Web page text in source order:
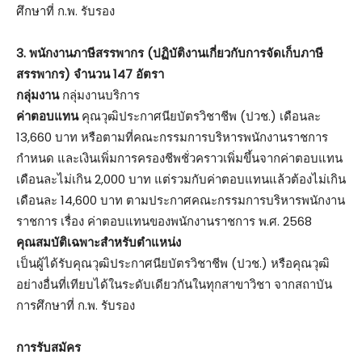
ศึกษาที่ ก.พ. รับรอง
3. พนักงานภาษีสรรพากร (ปฏิบัติงานเกี่ยวกับการจัดเก็บภาษี
สรรพากร) จำนวน 147 อัตรา
กลุ่มงานกลุ่มงานบริการ
ค่าตอบแทนคุณวุฒิประกาศนียบัตรวิชาชีพ (ปวช.) เดือนละ
13,660 บาท หรือตามที่คณะกรรมการบริหารพนักงานราชการ
กำหนด และเงินเพิ่มการครองชีพชั่วคราวเพิ่มขึ้นจากค่าตอบแทน
เดือนละไม่เกิน 2,000 บาท แต่รวมกับค่าตอบแทนแล้วต้องไม่เกิน
เดือนละ 14,600 บาท ตามประกาศคณะกรรมการบริหารพนักงาน
ราชการ เรื่อง ค่าตอบแทนของพนักงานราชการ พ.ศ. 2568
คุณสมบัติเฉพาะสำหรับตำแหน่ง
เป็นผู้ได้รับคุณวุฒิประกาศนียบัตรวิชาชีพ (ปวช.) หรือคุณวุฒิ
อย่างอื่นที่เทียบได้ในระดับเดียวกันในทุกสาขาวิชา จากสถาบัน
การศึกษาที่ ก.พ. รับรอง
การรับสมัคร